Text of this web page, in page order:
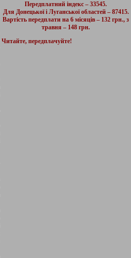
Передплатний індекс – 33545.
Для Донецької і Луганської областей – 87415.
Вартість передплати на 6 місяців – 132 грн., з
травня – 148 грн.
Читайте, передплачуйте!